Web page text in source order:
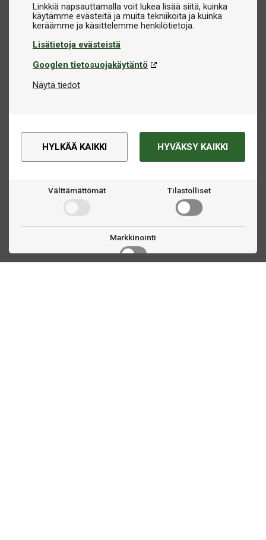
Linkkiä napsauttamalla voit lukea lisää siitä, kuinka
käytämme evästeitä ja muita tekniikoita ja kuinka
Lisätietoja evästeistä
Googlen tietosuojakäytäntö
Näytä tiedot
HYLKÄÄ KAIKKI HYVÄKSY KAIKKI
Välttämättömät Tilastolliset
Markkinointi